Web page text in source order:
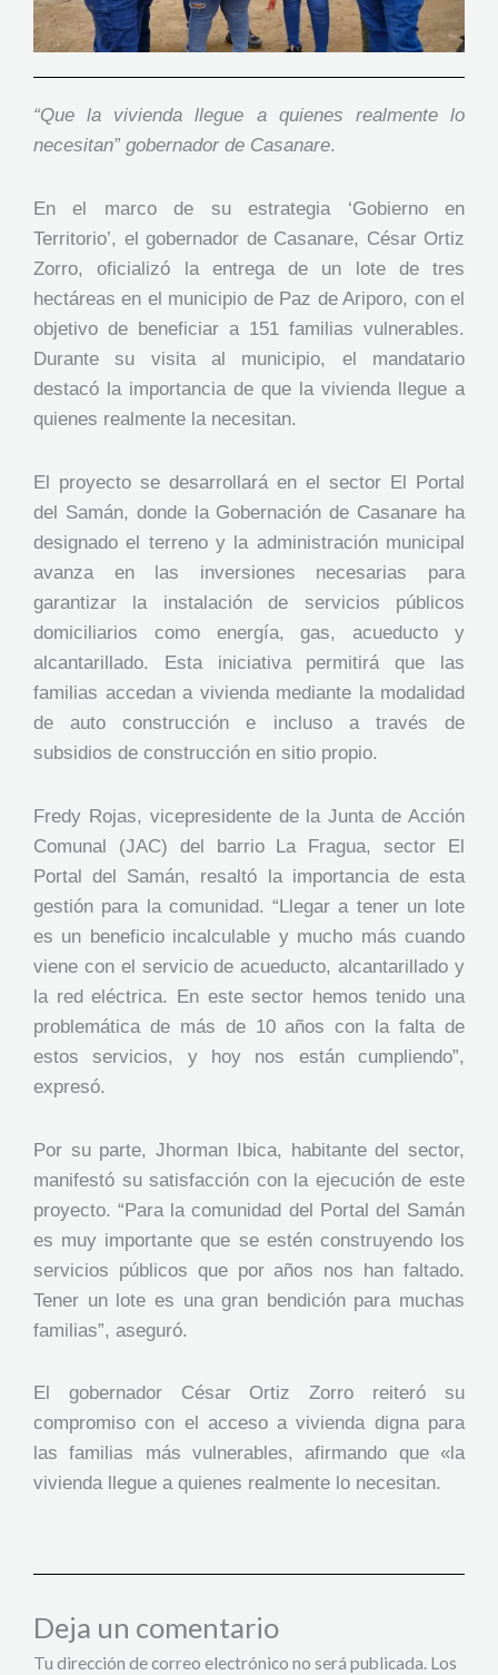
“Que la vivienda llegue a quienes realmente lo
necesitan” gobernador de Casanare.
En el marco de su estrategia ‘Gobierno en
Territorio’, el gobernador de Casanare, César Ortiz
Zorro, oficializó la entrega de un lote de tres
hectáreas en el municipio de Paz de Ariporo, con el
objetivo de beneficiar a 151 familias vulnerables.
Durante su visita al municipio, el mandatario
destacó la importancia de que la vivienda llegue a
quienes realmente la necesitan.
El proyecto se desarrollará en el sector El Portal
del Samán, donde la Gobernación de Casanare ha
designado el terreno y la administración municipal
avanza en las inversiones necesarias para
garantizar la instalación de servicios públicos
domiciliarios como energía, gas, acueducto y
alcantarillado. Esta iniciativa permitirá que las
familias accedan a vivienda mediante la modalidad
de auto construcción e incluso a través de
subsidios de construcción en sitio propio.
Fredy Rojas, vicepresidente de la Junta de Acción
Comunal (JAC) del barrio La Fragua, sector El
Portal del Samán, resaltó la importancia de esta
gestión para la comunidad. “Llegar a tener un lote
es un beneficio incalculable y mucho más cuando
viene con el servicio de acueducto, alcantarillado y
la red eléctrica. En este sector hemos tenido una
problemática de más de 10 años con la falta de
estos servicios, y hoy nos están cumpliendo”,
expresó.
Por su parte, Jhorman Ibica, habitante del sector,
manifestó su satisfacción con la ejecución de este
proyecto. “Para la comunidad del Portal del Samán
es muy importante que se estén construyendo los
servicios públicos que por años nos han faltado.
Tener un lote es una gran bendición para muchas
familias”, aseguró.
El gobernador César Ortiz Zorro reiteró su
compromiso con el acceso a vivienda digna para
las familias más vulnerables, afirmando que «la
vivienda llegue a quienes realmente lo necesitan.
Deja un comentario
Tu dirección de correo electrónico no será publicada. Los